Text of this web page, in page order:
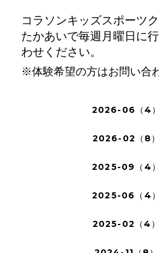
コラソンキッズスポーツ
たかあいで毎週月曜日に
わせください。
※体験希望の方はお問い合
2026-06（4）
2026-02（8）
2025-09（4）
2025-06（4）
2025-02（4）